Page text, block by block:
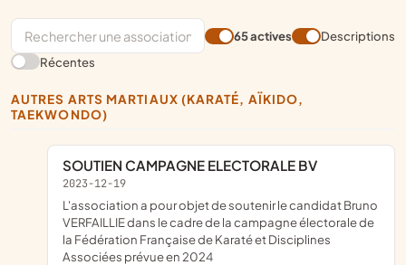
65 actives
Descriptions
Récentes
AUTRES ARTS MARTIAUX (KARATÉ, AÏKIDO,
TAEKWONDO)
SOUTIEN CAMPAGNE ELECTORALE BV
2023-12-19
l'association a pour objet de soutenir le candidat Bruno
VERFAILLIE dans le cadre de la campagne électorale de
la Fédération Française de Karaté et Disciplines
Associées prévue en 2024